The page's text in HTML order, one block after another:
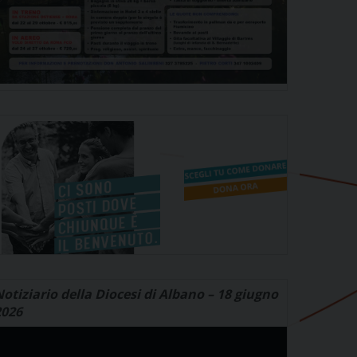
della Diocesi di Albano – 18 giugno